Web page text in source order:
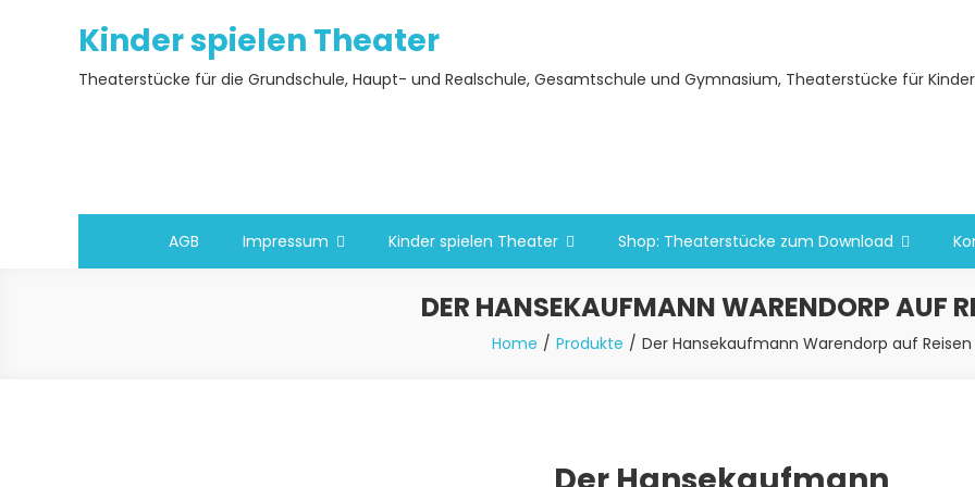
Kinder spielen Theater
Theaterstücke für die Grundschule, Haupt- und Realschule, Gesamtschule und Gymnasium, Theaterstücke für Kinder
AGB Impressum Kinder spielen Theater Shop: Theaterstücke zum Download
DER HANSEKAUFMANN WARENDORP AUF
Home Produkte Der Hansekaufmann Warendorp auf Reisen